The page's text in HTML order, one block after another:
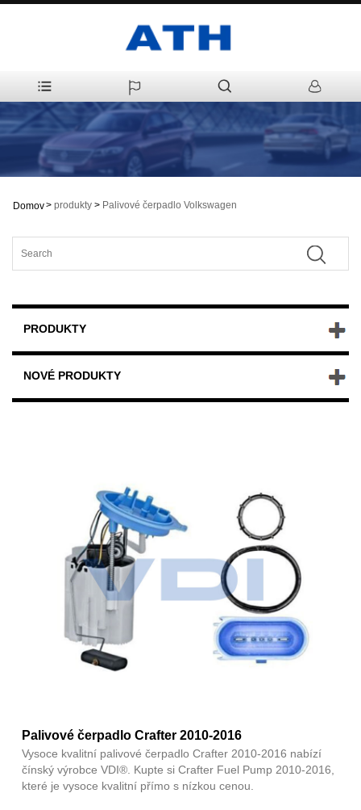
Domov> produkty > Palivové čerpadlo Volkswagen
PRODUKTY
NOVÉ PRODUKTY
Palivové čerpadlo Crafter 2010-2016
Vysoce kvalitní palivové čerpadlo Crafter 2010-2016 nabízí
čínský výrobce VDI®. Kupte si Crafter Fuel Pump 2010-2016,
které je vysoce kvalitní přímo s nízkou cenou.